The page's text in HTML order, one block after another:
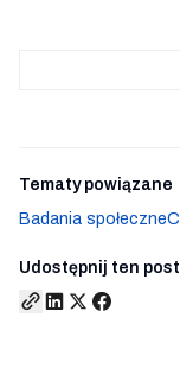
Tematy powiązane
Badania społeczne
Udostępnij ten post